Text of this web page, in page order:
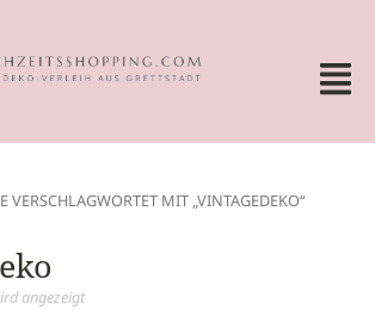
VERSCHLAGWORTET MIT „VINTAGEDEKO“
angezeigt